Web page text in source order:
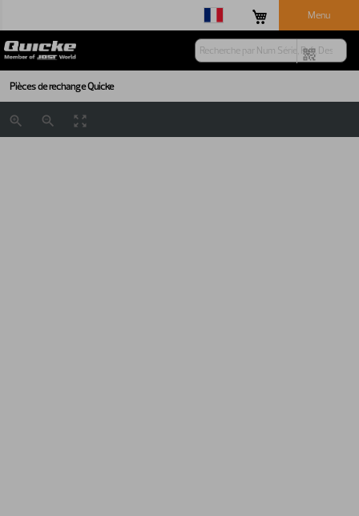
Menu
Pièces de rechange Quicke